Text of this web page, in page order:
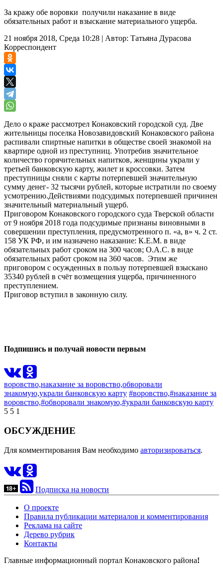
За кражу обе воровки получили наказание в виде
обязательных работ и взыскание материального ущерба.
21 ноября 2018, Среда 10:28 | Автор: Татьяна Дурасова
Корреспондент
Дело о краже рассмотрел Конаковский городской суд. Две
жительницы поселка Новозавидовский Конаковского района
распивали спиртные напитки в обществе своей знакомой на
квартире одной из преступниц. Употребив значительное
количество горячительных напитков, женщины украли у
третьей банковскую карту, жилет и кроссовки. Затем
преступницы сняли с карты потерпевшей значительную
сумму денег- 32 тысячи рублей, которые истратили по своему
усмотрению.Действиями подсудимых потерпевшей причинен
значительный материальный ущерб.
Приговором Конаковского городского суда Тверской области
от 9 ноября 2018 года подсудимые признаны виновными в
совершении преступления, предусмотренного п. «а, в» ч. 2 ст.
158 УК РФ, и им назначено наказание: К.Е.М. в виде
обязательных работ сроком на 300 часов; О.А.С. в виде
обязательных работ сроком на 360 часов. Этим же
приговором с осужденных в пользу потерпевшей взыскано
35340 рублей в счёт возмещения ущерба, причиненного
преступлением.
Приговор вступил в законную силу.
Подпишись и получай новости первым
воровство,наказание за воровство,обворовали
знакомую,украли банковскую карту #воровство,#наказание за
воровство,#обворовали знакомую,#украли банковскую карту
5 5 1
ОБСУЖДЕНИЕ
Для комментирования Вам необходимо авторизироваться.
Подписка на новости
О проекте
Правила публикации материалов и комментирования
Реклама на сайте
Дерево рубрик
Контакты
Главные информационный портал Конаковского района!